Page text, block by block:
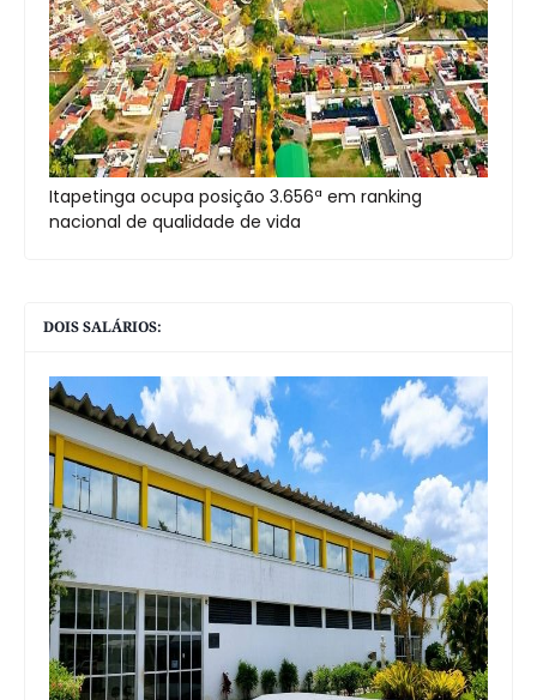
Itapetinga ocupa posição 3.656ª em ranking
nacional de qualidade de vida
DOIS SALÁRIOS: